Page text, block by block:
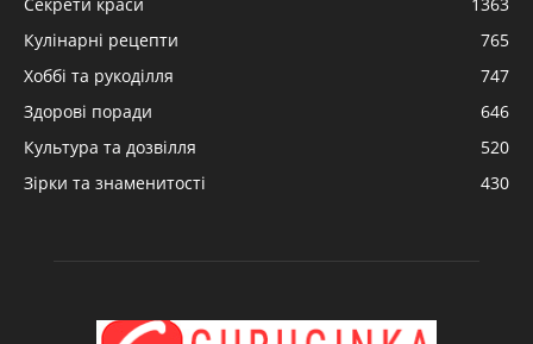
Кулінарні рецепти
765
Хоббі та рукоділля
747
Здорові поради
646
Культура та дозвілля
520
Зірки та знаменитості
430